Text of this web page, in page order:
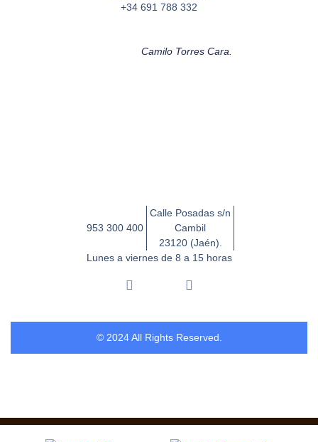
+34 691 788 332
Camilo Torres Cara.
953 300 400
Calle Posadas s/n
Cambil
23120 (Jaén).
Lunes a viernes de 8 a 15 horas
© 2024 All Rights Reserved.